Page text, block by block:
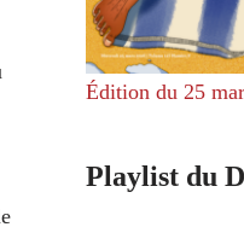
Édition du 25
Playlist du